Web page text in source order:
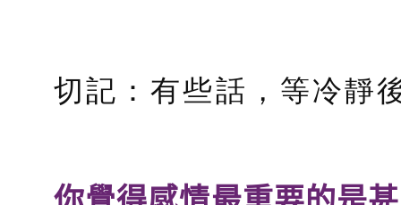
切記：有些話，等冷靜